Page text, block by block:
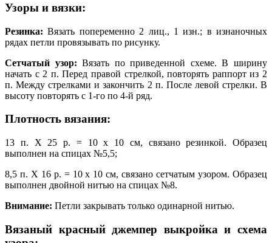
Узоры и вязки:
Резинка: Вязать попеременно 2 лиц., 1 изн.; в изнаночных
рядах петли провязывать по рисунку.
Сетчатый узор: Вязать по приведенной схеме. В ширину
начать с 2 п. Перед правой стрелкой, повторять раппорт из 2
п. Между стрелками и закончить 2 п. После левой стрелки. В
высоту повторять с 1-го по 4-й ряд.
Плотность вязания:
13 п. Х 25 р. = 10 х 10 см, связано резинкой. Образец
выполнен на спицах №5,5;
8,5 п. Х 16 р. = 10 х 10 см, связано сетчатым узором. Образец
выполнен двойной нитью на спицах №8.
Внимание: Петли закрывать только одинарной нитью.
Вязаный красный джемпер выкройка и схема